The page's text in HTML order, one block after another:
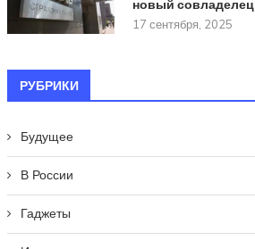
новый совладелец
17 сентября, 2025
РУБРИКИ
Будущее
В России
Гаджеты